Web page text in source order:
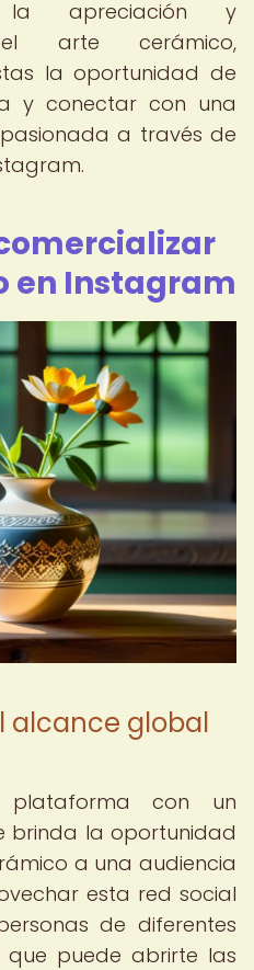
la apreciación y
arte cerámico,
la oportunidad de
y conectar con una
a través de
en Instagram
alcance global
con un
brinda la oportunidad
a una audiencia
esta red social
de diferentes
puede abrirte las